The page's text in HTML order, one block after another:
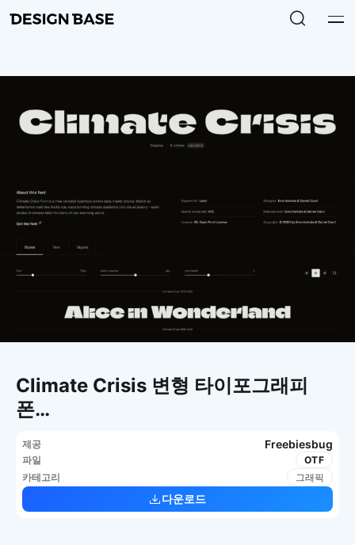
Climate Crisis 변형 타이포그래피
폰…
제공 Freebiesbug
파일
OTF
카테고리
그래픽
다운로드